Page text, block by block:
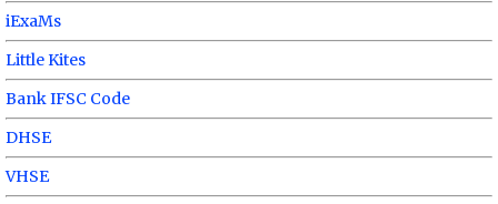
iExaMs
Little Kites
Bank IFSC Code
DHSE
VHSE